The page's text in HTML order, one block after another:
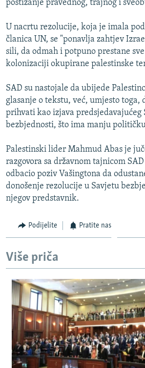
GENOCID U SREBRENICI
POPLAVE I KLIZIŠTA U BIH 2024.
TV LIBERTY
POST SCRIPTUM
TRI DECENIJE OD RATA U BIH
SVE KARTE DEJTONA
NASTANAK I RASPAD JUGOSLAVIJE
Sve RFE/RL stranice
postizanje pravednog, trajnog i
U nacrtu rezolucije, koja je imala
članica UN, se "ponavlja zahtjev
sili, da odmah i potpuno prestane
kolonizaciji okupirane palestinske
SAD su nastojale da ubijede
glasanje o tekstu, već, umjesto toga,
prihvati kao izjava predsjedavajućeg
bezbjednosti, što ima manju
Palestinski lider Mahmud Abas je
razgovora sa državnom tajnicom
odbacio poziv Vašingtona da
donošenje rezolucije u Savjetu
njegov predstavnik.
Podijelite Pratite nas
Više priča